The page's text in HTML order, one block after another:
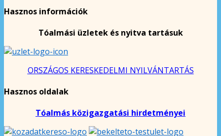
Hasznos információk
Tóalmási üzletek és nyitva tartásuk
ORSZÁGOS KERESKEDELMI NYILVÁNTARTÁS
Hasznos oldalak
Tóalmás közigazgatási hirdetményei